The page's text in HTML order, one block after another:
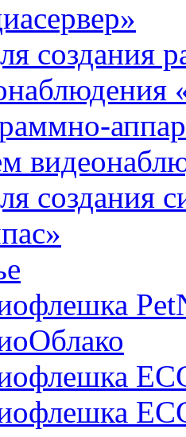
создания
создания